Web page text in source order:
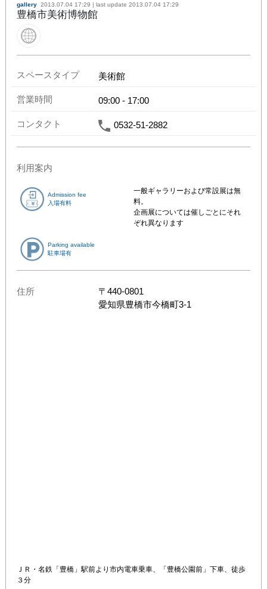
gallery 2013.07.04 17:29 | last update 2013.07.04 17:29
豊橋市美術博物館
スペースタイプ 美術館
営業時間 09:00- 17:00
コンタクト 0532-51-2882
利用案内
Admission fee
入場有料
一般ギャラリーおよび常設展は無
料。
企画展については催しごとにそれ
ぞれ異なります
Parking available
駐車場有
住所 〒 440-0801
愛知県豊橋市今橋町3-1
ＪＲ・名鉄「豊橋」駅前より市内電車乗車、「豊橋公園前」下車、徒歩
３分